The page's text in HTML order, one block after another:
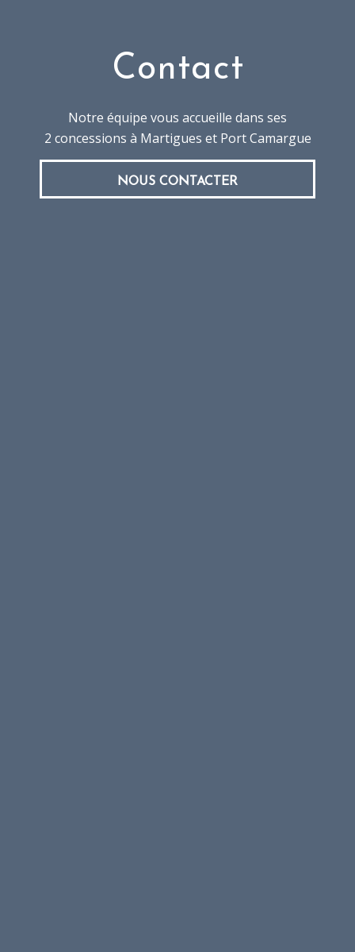
Contact
Notre équipe vous accueille dans ses
2 concessions à Martigues et Port Camargue
NOUS CONTACTER